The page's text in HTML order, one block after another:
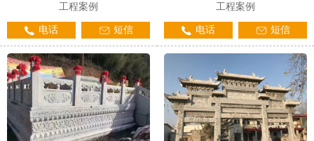
工程案例
电话 短信
工程案例
电话 短信